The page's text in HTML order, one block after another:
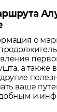
о
, а также
ваше
и